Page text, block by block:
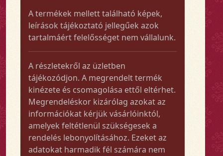
A termékek mellett található képek,
leírások tájékoztató jellegűek azok
tartalmáért felelősséget nem vállalunk.
A részletekről az üzletben
tájékozódjon. A megrendelt termék
kinézete és csomagolása ettől eltérhet.
Megrendeléskor kizárólag azokat az
információkat kérjük vásárlóinktól,
amelyek feltétlenül szükségesek a
rendelés lebonyolításához. Ezeket az
adatokat harmadik fél számára nem